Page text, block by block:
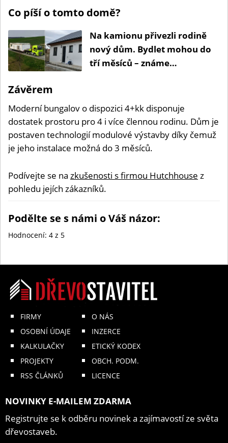
Co píší o tomto domě?
Na kamionu přivezli rodině
nový dům. Bydlet mohou do
tří měsíců – známe
Závěrem
Moderní bungalov o dispozici 4+kk disponuje
dostatek prostoru pro 4 i více člennou rodinu. Dům je
postaven technologií modulové výstavby díky čemuž
je jeho instalace možná do 3 měsíců.
Podívejte se na zkušenosti s firmou Hutchhouse z
pohledu jejích zákazníků.
Podělte se s námi o Váš názor:
Hodnocení: 4 z 5
FIRMY
OSOBNÍ ÚDAJE
KALKULAČKY
PROJEKTY
RSS ČLÁNKŮ
O NÁS
INZERCE
ETICKÝ KODEX
OBCH. PODM.
LICENCE
NOVINKY E-MAILEM ZDARMA
Registrujte se k odběru novinek a zajímavostí ze světa
dřevostaveb.